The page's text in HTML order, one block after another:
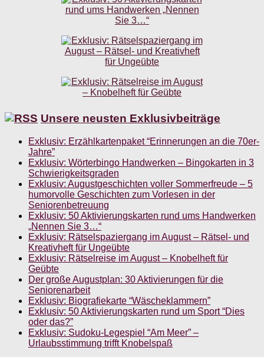
Unsere neusten Exklusivbeiträge
Exklusiv: Erzählkartenpaket “Erinnerungen an die 70er-
Jahre”
Exklusiv: Wörterbingo Handwerken – Bingokarten in 3
Schwierigkeitsgraden
Exklusiv: Augustgeschichten voller Sommerfreude – 5
humorvolle Geschichten zum Vorlesen in der
Seniorenbetreuung
Exklusiv: 50 Aktivierungskarten rund ums Handwerken
„Nennen Sie 3…“
Exklusiv: Rätselspaziergang im August – Rätsel- und
Kreativheft für Ungeübte
Exklusiv: Rätselreise im August – Knobelheft für
Geübte
Der große Augustplan: 30 Aktivierungen für die
Seniorenarbeit
Exklusiv: Biografiekarte “Wäscheklammern”
Exklusiv: 50 Aktivierungskarten rund um Sport “Dies
oder das?”
Exklusiv: Sudoku-Legespiel “Am Meer” –
Urlaubsstimmung trifft Knobelspaß